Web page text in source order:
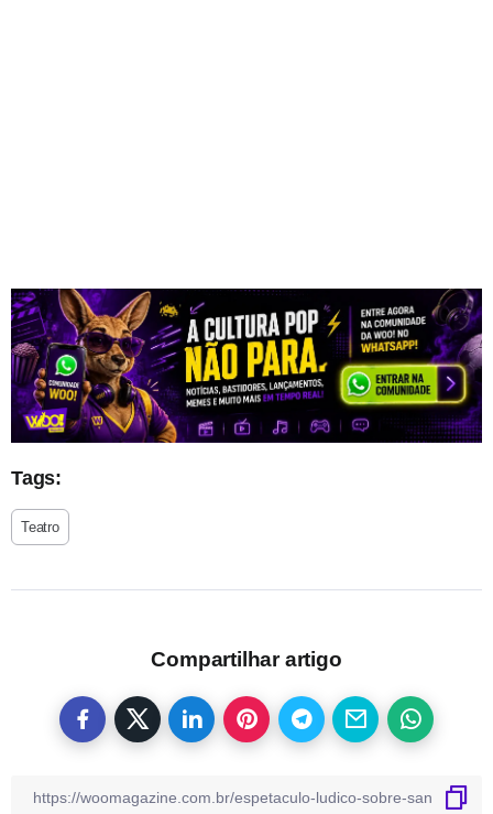
Tags:
Teatro
Compartilhar artigo